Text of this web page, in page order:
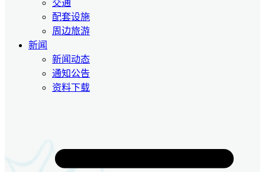
交通
配套设施
周边旅游
新闻
新闻动态
通知公告
资料下载